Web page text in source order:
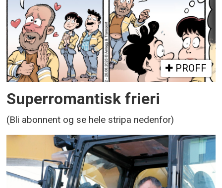
PROFF
Superromantisk frieri
(Bli abonnent og se hele stripa nedenfor)